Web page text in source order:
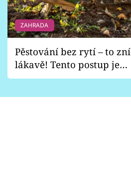
ZAHRADA
Pěstování bez rytí – to zní
lákavě! Tento postup je
vhodný jen pro některé